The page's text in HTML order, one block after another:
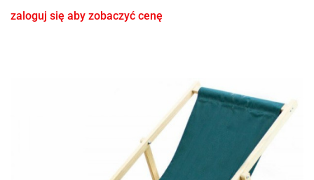
zaloguj się aby zobaczyć cenę